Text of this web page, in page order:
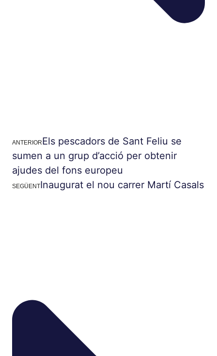
ANTERIOREls pescadors de Sant Feliu se
sumen a un grup d’acció per obtenir
ajudes del fons europeu
SEGÜENTInaugurat el nou carrer Martí Casals